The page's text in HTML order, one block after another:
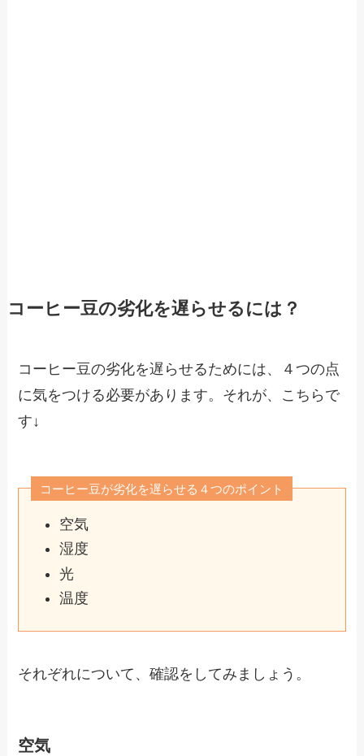
コーヒー豆の劣化を遅らせるには？
コーヒー豆の劣化を遅らせるためには、４つの点
に気をつける必要があります。それが、こちらで
す↓
コーヒー豆が劣化を遅らせる４つのポイント
空気
湿度
光
温度
それぞれについて、確認をしてみましょう。
空気